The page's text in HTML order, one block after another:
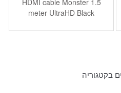
meter UltraHD Black